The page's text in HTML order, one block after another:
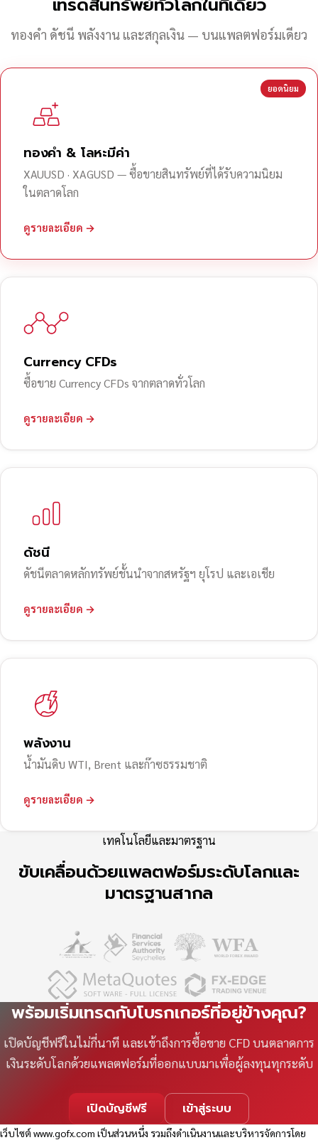
ทองคำ ดัชนี พลังงาน และสกุลเงิน — บนแพลตฟอร์มเดียว
ยอดนิยม
ทองคำ & โลหะมีค่า
XAUUSD · XAGUSD — ซื้อขายสินทรัพย์ที่ได้รับความนิยม
ในตลาดโลก
ดูรายละเอียด →
Currency CFDs
ซื้อขาย Currency CFDs จากตลาดทั่วโลก
ดูรายละเอียด →
ดัชนี
ดัชนีตลาดหลักทรัพย์ชั้นนำจากสหรัฐฯ ยุโรป และเอเชีย
ดูรายละเอียด →
พลังงาน
น้ำมันดิบ WTI, Brent และก๊าซธรรมชาติ
ดูรายละเอียด →
เทคโนโลยีและมาตรฐาน
ขับเคลื่อนด้วยแพลตฟอร์มระดับโลกและ
มาตรฐานสากล
พร้อมเริ่มเทรดกับโบรกเกอร์ที่อยู่ข้างคุณ?
เปิดบัญชีฟรีในไม่กี่นาที และเข้าถึงการซื้อขาย CFD บนตลาดการ
เงินระดับโลกด้วยแพลตฟอร์มที่ออกแบบมาเพื่อผู้ลงทุนทุกระดับ
เปิดบัญชีฟรี เข้าสู่ระบบ
เว็บไซต์www.gofx.com เป็นส่วนหนึ่ง รวมถึงดำเนินงานและบริหารจัดการโดย